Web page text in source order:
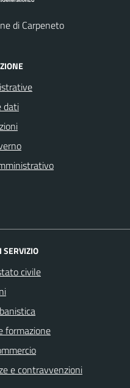
di Carpeneto
dati
SERVIZIO
civile
formazione
e contravvenzioni